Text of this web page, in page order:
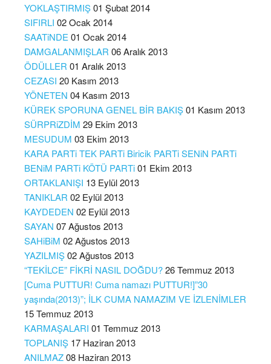
YOKLAŞTIRMIŞ01 Şubat 2014
SIFIRLI 02 Ocak 2014
SAATiNDE 01 Ocak 2014
DAMGALANMIŞLAR 06 Aralık 2013
ÖDÜLLER 01 Aralık 2013
CEZASI 20 Kasım 2013
YÖNETEN 04 Kasım 2013
KÜREK SPORUNA GENEL BİR BAKIŞ01 Kasım 2013
SÜRPRiZDİM 29 Ekim 2013
MESUDUM 03 Ekim 2013
KARA PARTi TEK PARTi Biricik PARTi SENiN PARTi
BENiM PARTi KÖTÜ PARTi01 Ekim 2013
ORTAKLANIŞI 13 Eylül 2013
TANIKLAR 02 Eylül 2013
KAYDEDEN 02 Eylül 2013
SAYAN 07 Ağustos 2013
SAHiBiM 02 Ağustos 2013
YAZILMIŞ02 Ağustos 2013
“TEKİLCE” FİKRİ NASIL DOĞDU?26 Temmuz 2013
[Cuma PUTTUR! Cuma namazı PUTTUR!]”30
yaşında(2013)”; İLK CUMA NAMAZIM VE İZLENİMLER
15 Temmuz 2013
KARMAŞALARI 01 Temmuz 2013
TOPLANIŞ 17 Haziran 2013
ANILMAZ08 Haziran 2013